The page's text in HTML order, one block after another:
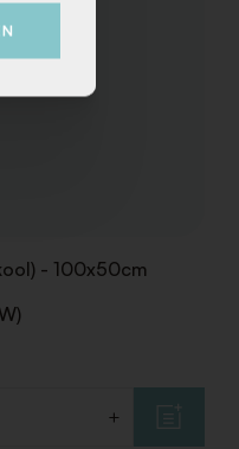
- 100x50cm
+